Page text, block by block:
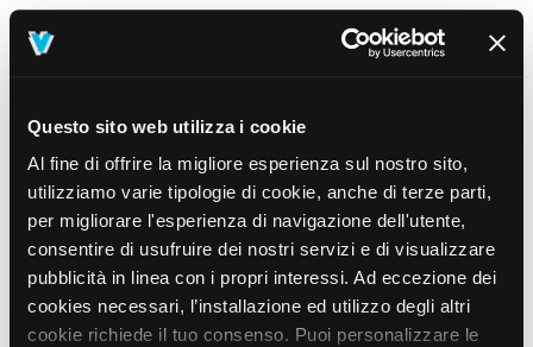
Questo sito web utilizza i cookie
Al fine di offrire la migliore esperienza sul nostro sito,
utilizziamo varie tipologie di cookie, anche di terze parti,
per migliorare l'esperienza di navigazione dell'utente,
consentire di usufruire dei nostri servizi e di visualizzare
pubblicità in linea con i propri interessi. Ad eccezione dei
cookies necessari, l’installazione ed utilizzo degli altri
cookie richiede il tuo consenso. Puoi personalizzare le